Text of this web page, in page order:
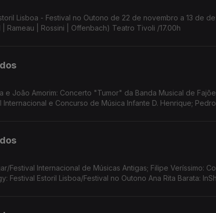
Lisboa - Festival no Outono de 22 de novembro a 13 de
Rameau | Rossini | Offenbach) Teatro Tivoli /17.00h
e João Amorim: Concerto "Tumor" da Banda Musical de
Internacional e Concurso de Música Infante D. Henrique;
Festival Internacional de Músicas Antigas; Filipe Veríssimo:
Festival Estoril Lisboa/Festival no Outono Ana Rita Barata: